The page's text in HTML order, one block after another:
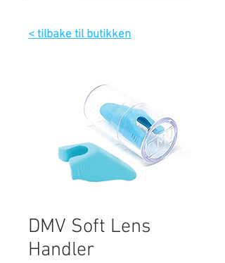
< tilbake til butikken
DMV Soft Lens
Handler